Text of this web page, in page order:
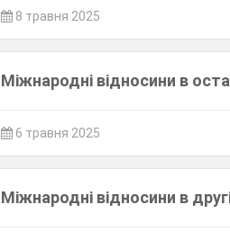
8 травня 2025
Міжнародні відносини в
6 травня 2025
Міжнародні відносини в